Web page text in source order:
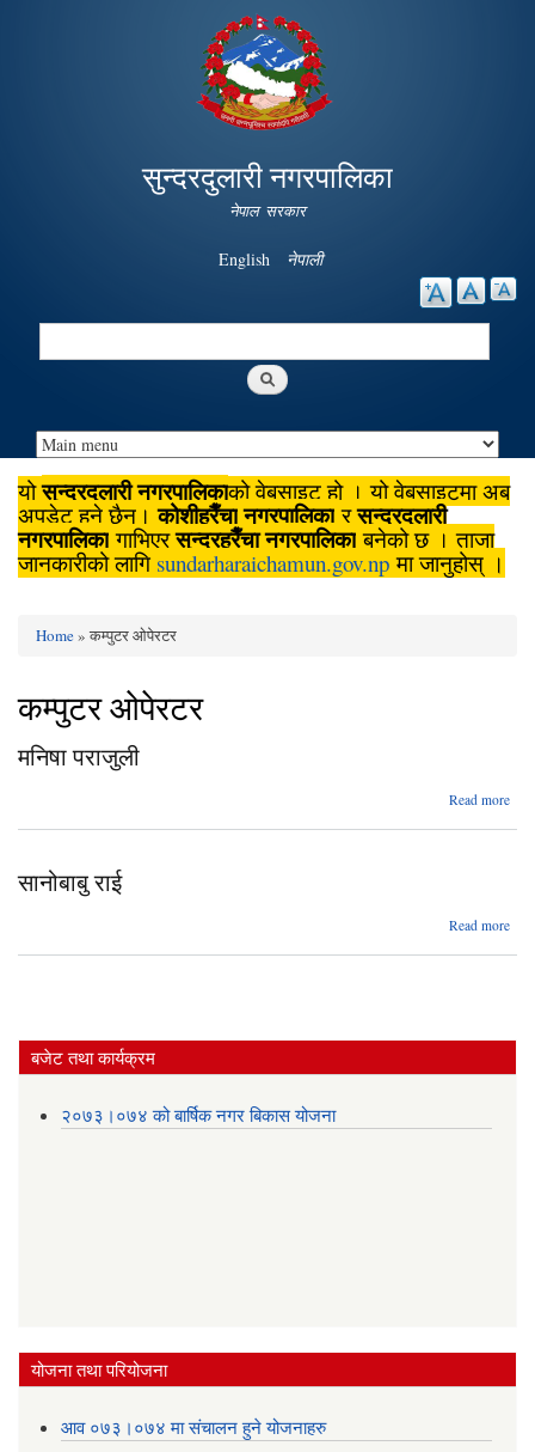
main
content
सुन्दरदुलारी नगरपालिका
नेपाल सरकार
English नेपाली
Search
योसुन्दरदुलारी नगरपालिकाको वेबसाइट हो । यो वेबसाइटमा अब
अपडेट हुने छैन।कोशीहरैँचानगरपालिका रसुन्दरदुलारी
नगरपालिका गाभिएरसुन्दरहरैँचानगरपालिका बनेको छ । ताजा
जानकारीको लागि sundarharaichamun.gov.np मा जानुहोस् ।
You are here
Home» कम्पुटर ओपेरटर
कम्पुटर ओपेरटर
मनिषा पराजुली
Read more
सानोबाबु राई
Read more
बजेट तथा कार्यक्रम
२०७३।०७४ को बार्षिक नगर बिकास योजना
योजना तथा परियोजना
आव ०७३।०७४ मा संचालन हुने योजनाहरु